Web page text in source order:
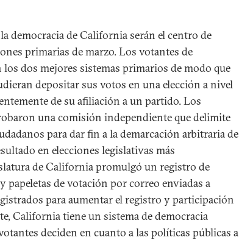
democracia de California serán el centro de
primarias de marzo. Los votantes de
dos mejores sistemas primarios de modo que
depositar sus votos en una elección a nivel
de su afiliación a un partido. Los
una comisión independiente que delimite
para dar fin a la demarcación arbitraria de
en elecciones legislativas más
de California promulgó un registro de
papeletas de votación por correo enviadas a
para aumentar el registro y participación
California tiene un sistema de democracia
deciden en cuanto a las políticas públicas a